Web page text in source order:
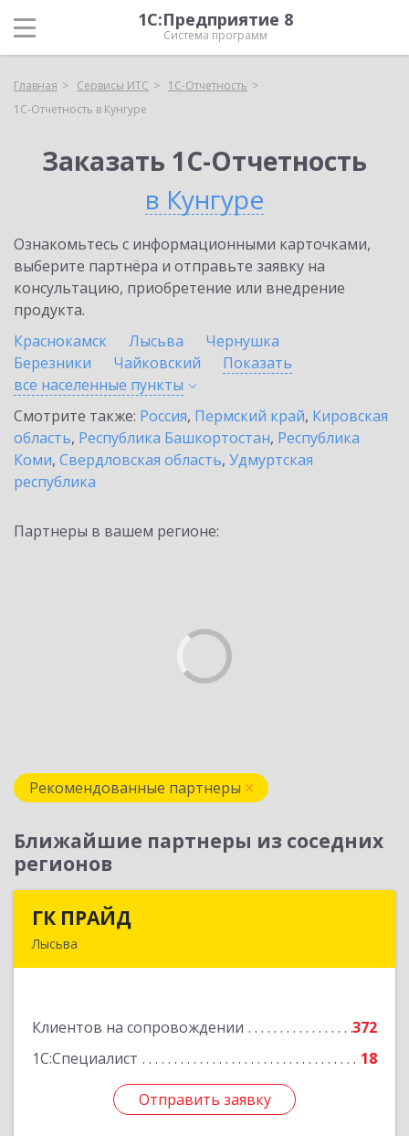
1С:Предприятие 8
Система программ
Главная Сервисы ИТС
1С-Отчетность
1С-Отчетность в Кунгуре
Заказать 1С-Отчетность
в Кунгуре
Ознакомьтесь с информационными карточками,
выберите партнёра и отправьте заявку на
консультацию, приобретение или внедрение
продукта.
Краснокамск
Лысьва
Чернушка
Березники
Чайковский
Показать
все населенные пункты
Смотрите также: Россия, Пермский край, Кировская
область, Республика Башкортостан, Республика
Коми, Свердловская область, Удмуртская
республика
Партнеры в вашем регионе:
Рекомендованные партнеры
Ближайшие партнеры из соседних
регионов
ГК ПРАЙД
Лысьва
Клиентов на сопровождении
372
1С:Специалист
18
Отправить заявку
Подробнее
Отправить заявку